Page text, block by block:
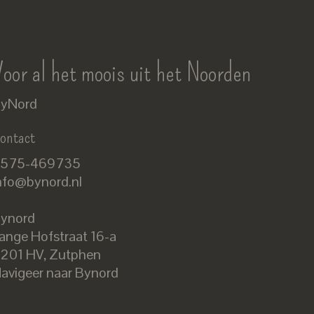
al het moois uit het Noorden
469735
Hofstraat 16-a
HV, Zutphen
naar Bynord